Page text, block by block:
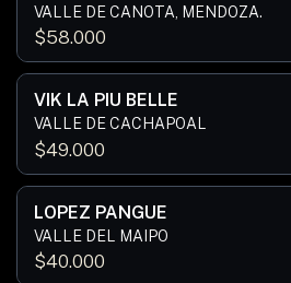
VALLE DE CANOTA, MENDOZA.
$58.000
VIK LA PIU BELLE
VALLE DE CACHAPOAL
$49.000
LOPEZ PANGUE
VALLE DEL MAIPO
$40.000